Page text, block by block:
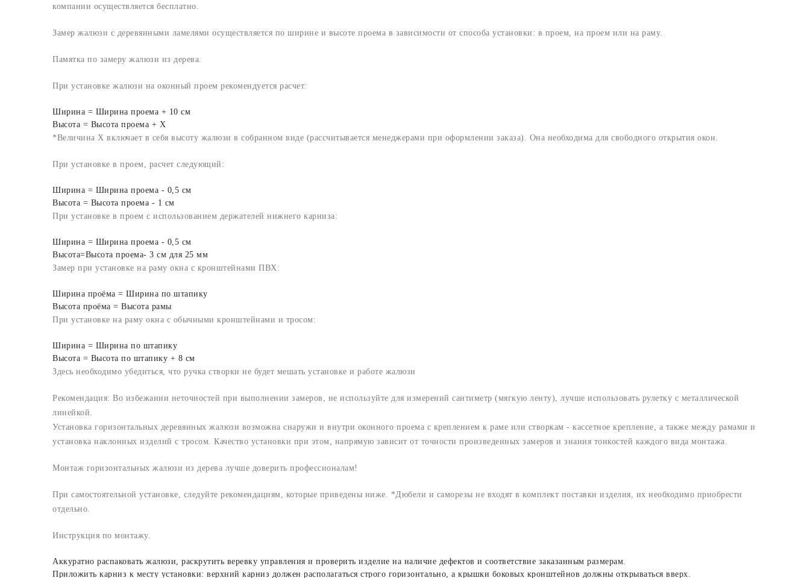
компании осуществляется бесплатно.
Замер жалюзи с деревянными ламелями осуществляется по ширине и высоте проема в зависимости от способа установки: в проем, на проем или на раму.
Памятка по замеру жалюзи из дерева.
При установке жалюзи на оконный проем рекомендуется расчет:
Ширина = Ширина проема + 10 см
Высота = Высота проема + X
*Величина X включает в себя высоту жалюзи в собранном виде (рассчитывается менеджерами при оформлении заказа). Она необходима для свободного открытия окон.
При установке в проем, расчет следующий:
Ширина = Ширина проема - 0,5 см
Высота = Высота проема - 1 см
При установке в проем с использованием держателей нижнего карниза:
Ширина = Ширина проема - 0,5 см
Высота=Высота проема- 3 см для 25 мм
Замер при установке на раму окна с кронштейнами ПВХ:
Ширина проёма = Ширина по штапику
Высота проёма = Высота рамы
При установке на раму окна с обычными кронштейнами и тросом:
Ширина = Ширина по штапику
Высота = Высота по штапику + 8 см
Здесь необходимо убедиться, что ручка створки не будет мешать установке и работе жалюзи
Рекомендация: Во избежании неточностей при выполнении замеров, не используйте для измерений сантиметр (мягкую ленту), лучше использовать рулетку с металлической
линейкой.
Установка горизонтальных деревянных жалюзи возможна снаружи и внутри оконного проема с креплением к раме или створкам - кассетное крепление, а также между рамами и
установка наклонных изделий с тросом. Качество установки при этом, напрямую зависит от точности произведенных замеров и знания тонкостей каждого вида монтажа.
Монтаж горизонтальных жалюзи из дерева лучше доверить профессионалам!
При самостоятельной установке, следуйте рекомендациям, которые приведены ниже. *Дюбели и саморезы не входят в комплект поставки изделия, их необходимо приобрести
отдельно.
Инструкция по монтажу.
Аккуратно распаковать жалюзи, раскрутить веревку управления и проверить изделие на наличие дефектов и соответствие заказанным размерам.
Приложить карниз к месту установки: верхний карниз должен располагаться строго горизонтально, а крышки боковых кронштейнов должны открываться вверх.